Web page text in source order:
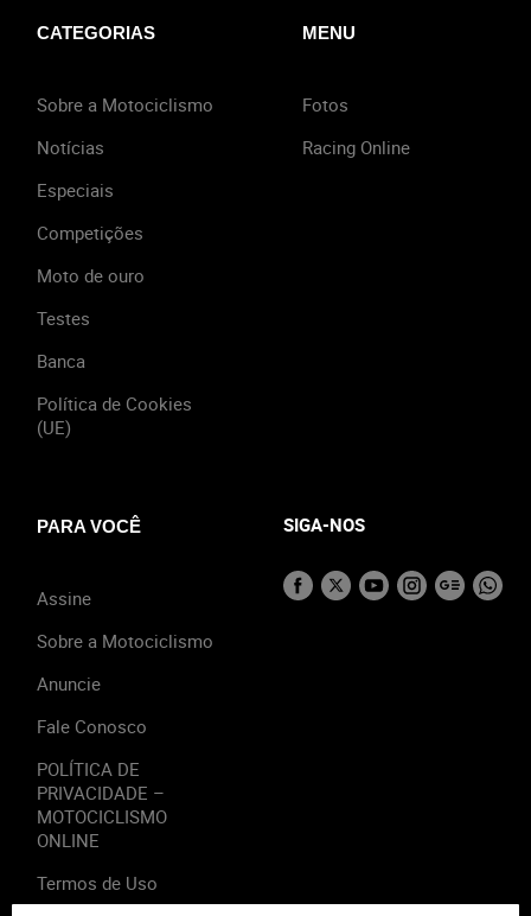
CATEGORIAS
Sobre a Motociclismo
Notícias
Especiais
Competições
Moto de ouro
Testes
Banca
Política de Cookies
(UE)
MENU
Fotos
Racing Online
PARA VOCÊ
Assine
Sobre a Motociclismo
Anuncie
Fale Conosco
POLÍTICA DE
PRIVACIDADE –
MOTOCICLISMO
ONLINE
Termos de Uso
SIGA-NOS